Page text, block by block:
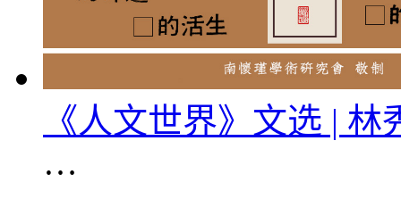
《人文世界》文选 |
…